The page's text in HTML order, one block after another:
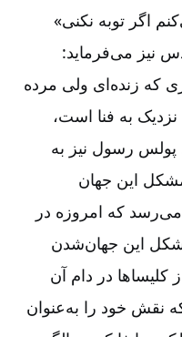
اگر توبه نکنی‌»
ساردس نیز می‌فرماید:‌
که زنده‌ای ولی مرده
به فنا است‌،
نما...» (مکاشفه ۳:‏۲و۳). پولس رسول نیز به
این جهان
۱۲:۲). به‌نظر می‌رسد که امروزه در
این جهان‌شدن
در دام آن
که نقش خود را به‌عنوان